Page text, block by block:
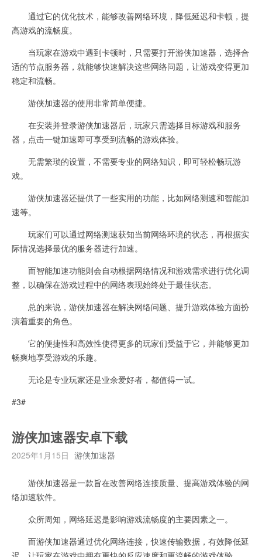
通过它的优化技术，能够改善网络环境，降低延迟和卡顿，提
高游戏的流畅度。
当玩家在游戏中遇到卡顿时，只需要打开游侠加速器，选择合
适的节点服务器，就能够快速解决这些网络问题，让游戏变得更加
稳定和流畅。
游侠加速器的使用非常简单便捷。
在安装并登录游侠加速器后，玩家只需选择目标游戏和服务
器，点击一键加速即可享受到流畅的游戏体验。
无需繁琐的设置，不需要专业的网络知识，即可轻松畅玩游
戏。
游侠加速器还提供了一些实用的功能，比如网络测速和智能加
速等。
玩家们可以通过网络测速获知当前网络环境的状态，再根据实
际情况选择最优的服务器进行加速。
而智能加速功能则会自动根据网络情况和游戏需求进行优化调
整，以确保在游戏过程中的网络表现始终处于最佳状态。
总的来说，游侠加速器在解决网络问题、提升游戏体验方面扮
演着重要的角色。
它的便捷性和高效性使得更多的玩家们受益于它，并能够更加
畅爽地享受游戏的乐趣。
无论是专业玩家还是业余爱好者，都值得一试。
#3#
游侠加速器安卓下载
2025年1月15日 游侠加速器
游侠加速器是一款旨在改善网络连接质量、提高游戏体验的网
络加速软件。
众所周知，网络延迟是影响游戏流畅度的主要因素之一。
而游侠加速器通过优化网络连接，快速传输数据，有效降低延